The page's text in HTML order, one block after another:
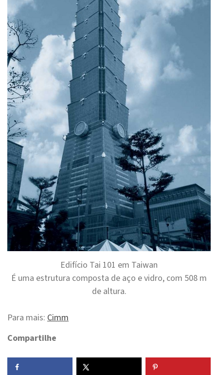
Edifício Tai 101 em Taiwan
É uma estrutura composta de aço e vidro, com 508 m
de altura.
Para mais: Cimm
Compartilhe